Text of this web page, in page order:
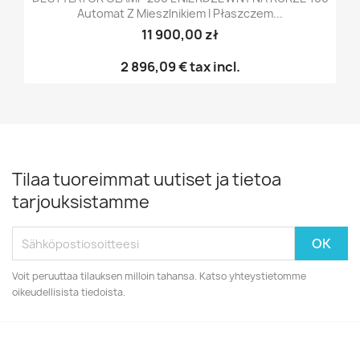
Automat Z Mieszlnikiem I Płaszczem...
11 900,00 zł
2 896,09 €tax incl.
Tilaa tuoreimmat uutiset ja tietoa
tarjouksistamme
Voit peruuttaa tilauksen milloin tahansa. Katso yhteystietomme
oikeudellisista tiedoista.